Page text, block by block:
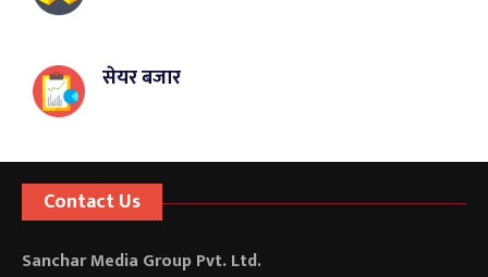
सेयर बजार
Contact Us
Sanchar Media Group Pvt. Ltd.